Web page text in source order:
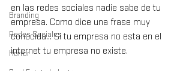
Branding
Redes Sociales
Horror
en las redes sociales nadie sabe de tu
empresa. Como dice una frase muy
conocida… Si tu empresa no esta en el
internet tu empresa no existe.